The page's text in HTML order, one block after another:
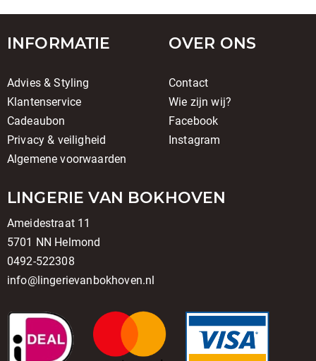
INFORMATIE
Advies & Styling
Klantenservice
Cadeaubon
Privacy & veiligheid
Algemene voorwaarden
OVER ONS
Contact
Wie zijn wij?
Facebook
Instagram
LINGERIE VAN BOKHOVEN
Ameidestraat 11
5701 NN Helmond
0492-522308
info@lingerievanbokhoven.nl